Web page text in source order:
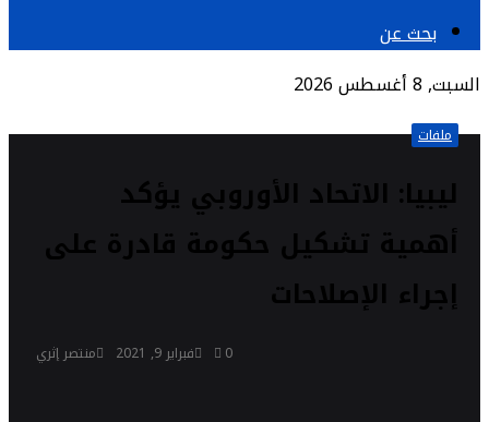
بحث عن
السبت, 8 أغسطس 2026
ملفات
ليبيا: الاتحاد الأوروبي يؤكد
أهمية تشكيل حكومة قادرة على
إجراء الإصلاحات
منتصر إثري فبراير 9, 2021 0